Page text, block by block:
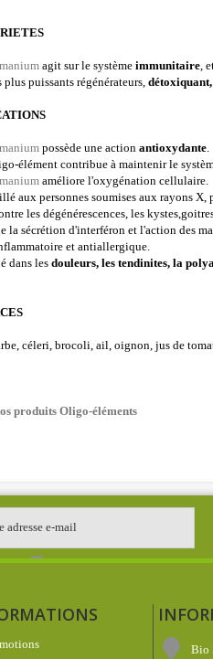
agit sur le systèmeimmunitaire,
plus puissants régénérateurs, détoxiquant,
possède une action antioxydante.
élément contribue à maintenir le
améliore l'oxygénation cellulaire.
aux personnes soumises aux rayons X,
les dégénérescences, les
la sécrétion d'interféron et l'action des
et antiallergique.
dans les douleurs, les tendinites, la
céleri, brocoli, ail, oignon, jus de
produits Oligo-éléments
Bio